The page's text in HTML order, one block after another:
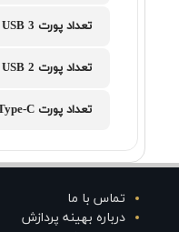
تعداد پورت USB 3
تعداد پورت USB 2
تعداد پورت USB Type-C
تماس با ما
درباره بهینه پردازش